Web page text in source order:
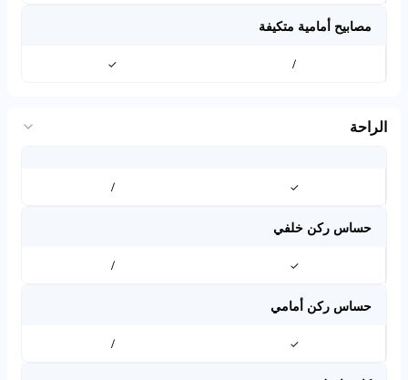
مصابيح أمامية متكيفة
/
✓
الراحة
✓
/
حساس ركن خلفي
✓
/
حساس ركن أمامي
✓
/